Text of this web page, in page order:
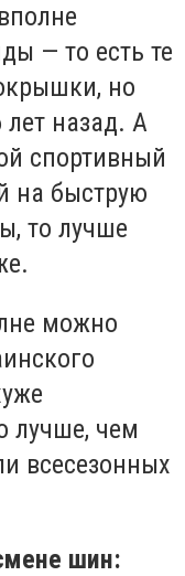
— то есть те
но
лет назад. А
спортивный
на быструю
то лучше
можно
лучше, чем
всесезонных
шин: